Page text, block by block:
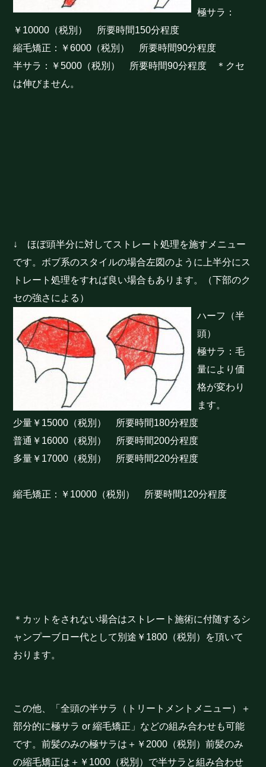
極サラ：
￥10000（税別） 所要時間150分程度
縮毛矯正：￥6000（税別） 所要時間90分程度
半サラ：￥5000（税別） 所要時間90分程度 ＊クセ
は伸びません。
↓ ほぼ頭半分に対してストレート処理を施すメニュー
です。ボブ系のスタイルの場合左図のように上半分にス
トレート処理をすれば良い場合もあります。（下部のク
セの強さによる）
ハーフ（半
頭）
極サラ：毛
量により価
格が変わり
ます。
少量￥15000（税別） 所要時間180分程度
普通￥16000（税別） 所要時間200分程度
多量￥17000（税別） 所要時間220分程度
縮毛矯正：￥10000（税別） 所要時間120分程度
＊カットをされない場合はストレート施術に付随するシ
ャンプーブロー代として別途￥1800（税別）を頂いて
おります。
この他、「全頭の半サラ（トリートメントメニュー）＋
部分的に極サラ or 縮毛矯正」などの組み合わせも可能
です。前髪のみの極サラは＋￥2000（税別）前髪のみ
の縮毛矯正は＋￥1000（税別）で半サラと組み合わせ